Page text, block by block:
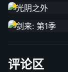
剑来: 第1季
评论区